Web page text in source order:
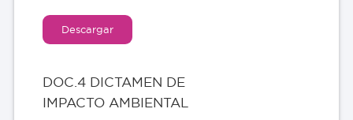
Descargar
DOC.4 DICTAMEN DE
IMPACTO AMBIENTAL